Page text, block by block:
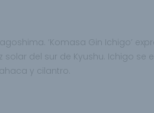
‘Komasa Gin Ichigo’
del sur de Kyushu. Ichigo se
y cilantro.